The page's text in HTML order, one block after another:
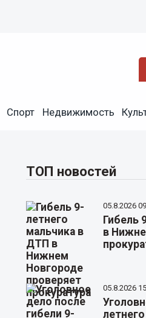
Спорт Недвижимость
ТОП новостей
05.8.2026
Гибель
в
05.8.2026